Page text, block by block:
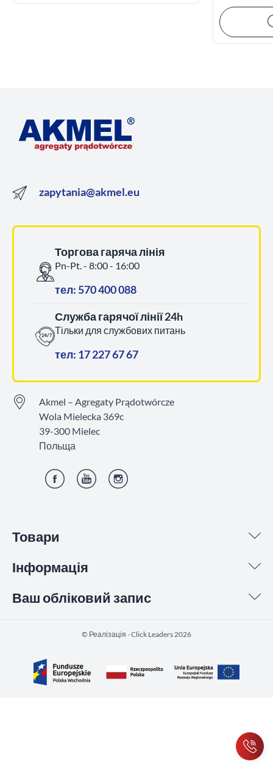
Товари
Інформація
Ваш обліковий запис
zapytania@akmel.eu
Торгова гаряча лінія
Pn-Pt. - 8:00 - 16:00
тел: 570 400 088
Служба гарячої лінії 24h
Тільки для службових питань
тел: 17 227 67 67
Akmel – Agregaty Prądotwórcze
Wola Mielecka 369c
39-300 Mielec
Польща
©️ Реалізація - Click Leaders 2026